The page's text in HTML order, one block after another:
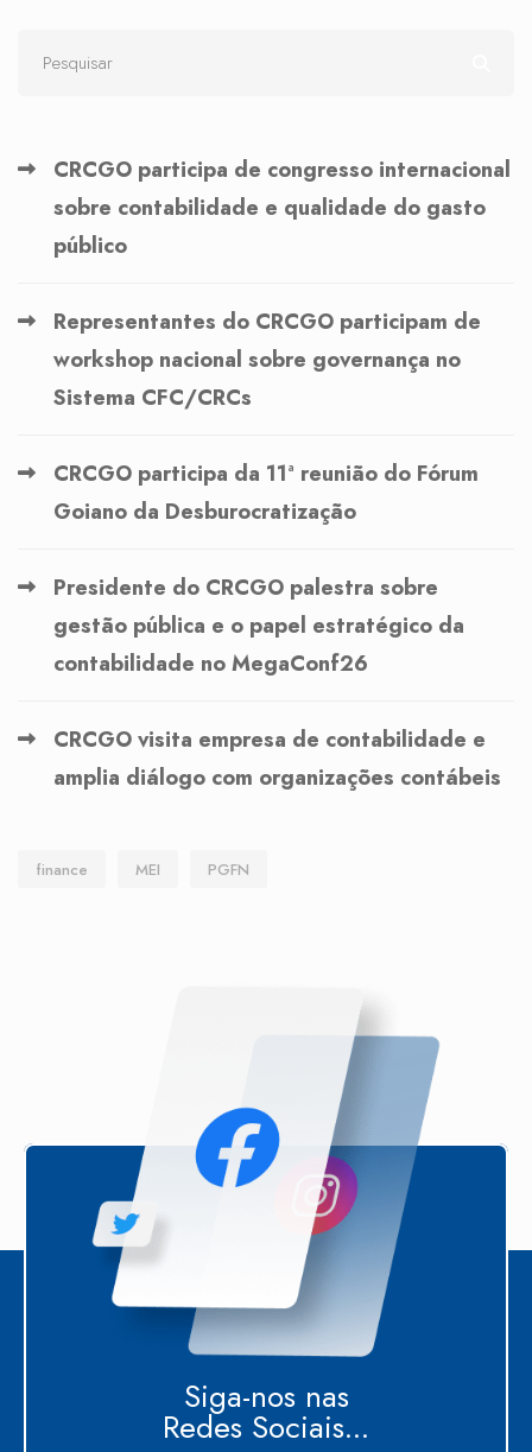
CRCGO participa de congresso internacional
sobre contabilidade e qualidade do gasto
público
Representantes do CRCGO participam de
workshop nacional sobre governança no
Sistema CFC/CRCs
CRCGO participa da 11ª reunião do Fórum
Goiano da Desburocratização
Presidente do CRCGO palestra sobre
gestão pública e o papel estratégico da
contabilidade no MegaConf26
CRCGO visita empresa de contabilidade e
amplia diálogo com organizações contábeis
finance MEI PGFN
Siga-nos nas
Redes Sociais...